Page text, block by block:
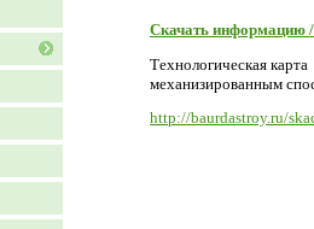
Скачать информацию /
Технологическая
механизированным
http://baurdastroy.ru/